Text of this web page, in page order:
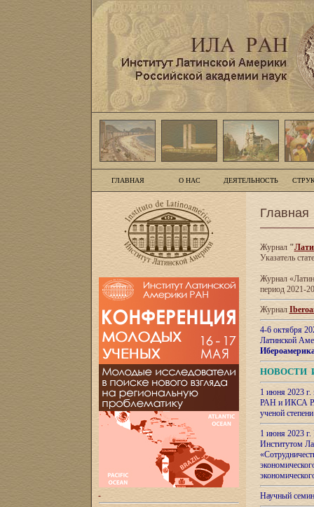
ГЛАВНАЯ О НАС ДЕЯТЕЛЬНОСТЬ
Главная
Журнал"
Указатель
Журнал
период 2021-
Журнал
4-6 октября
Латинской
НОВОСТИ
1 июня 2023
РАН и ИКСА
ученой
1 июня 2023
Институтом
Научный